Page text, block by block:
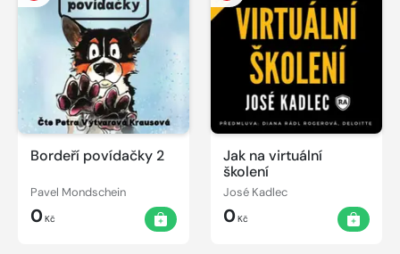
Bordeří povídačky 2
Pavel Mondschein
0Kč
Jak na virtuální
školení
José Kadlec
0Kč